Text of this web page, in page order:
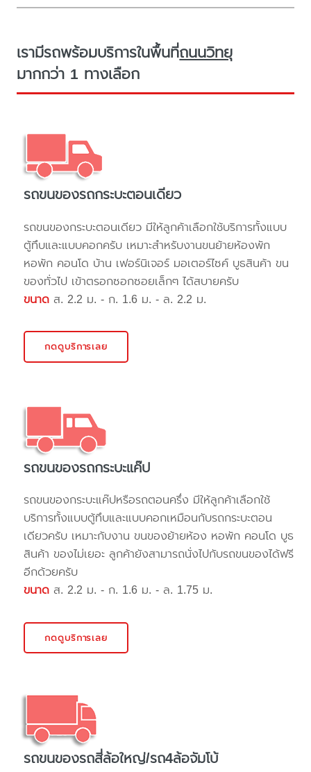
เรามีรถพร้อมบริการในพื้นที่ถนนวิทยุ
มากกว่า 1 ทางเลือก
รถขนของรถกระบะตอนเดียว
รถขนของกระบะตอนเดียว มีให้ลูกค้าเลือกใช้บริการทั้งแบบ
ตู้ทึบและแบบคอกครับ เหมาะสำหรับงานขนย้ายห้องพัก
หอพัก คอนโด บ้าน เฟอร์นิเจอร์ มอเตอร์ไซค์ บูธสินค้า ขน
ของทั่วไป เข้าตรอกซอกซอยเล็กๆ ได้สบายครับ
ขนาด ส. 2.2 ม. - ก. 1.6 ม. - ล. 2.2 ม.
กดดูบริการเลย
รถขนของรถกระบะแค๊ป
รถขนของกระบะแค๊ปหรือรถตอนครึ่ง มีให้ลูกค้าเลือกใช้
บริการทั้งแบบตู้ทึบและแบบคอกเหมือนกับรถกระบะตอน
เดียวครับ เหมาะกับงาน ขนของย้ายห้อง หอพัก คอนโด บูธ
สินค้า ของไม่เยอะ ลูกค้ายังสามารถนั่งไปกับรถขนของได้ฟรี
อีกด้วยครับ
ขนาด ส. 2.2 ม. - ก. 1.6 ม. - ล. 1.75 ม.
กดดูบริการเลย
รถขนของรถสี่ล้อใหญ่/รถ4ล้อจัมโบ้